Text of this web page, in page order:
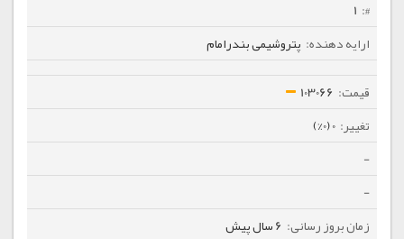
1
پتروشیمی بندرامام
103066
0 (0%)
-
-
6 سال پیش